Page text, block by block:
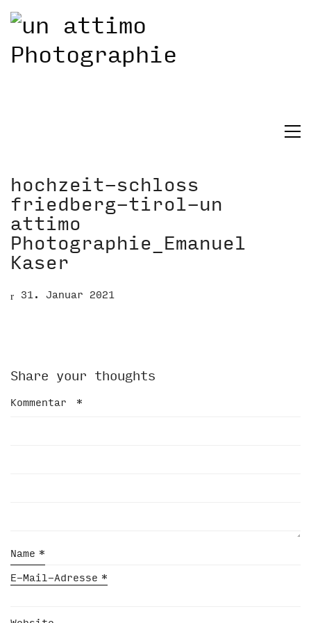
hochzeit-schloss
friedberg-tirol-un
attimo
Photographie_Emanuel
Kaser
31. Januar 2021
Share your thoughts
Kommentar *
Name *
E-Mail-Adresse *